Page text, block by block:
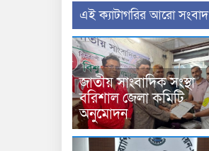
‍এই ক্যাটাগরির ‍আরো সংবাদ
জাতীয় সাংবাদিক সংস্থা
বরিশাল জেলা কমিটি
অনুমোদন